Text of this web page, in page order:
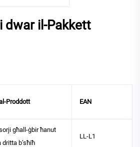
dwar il-Pakkett
Proddott EAN
għall-ġbir ħanut
dritta b’sħiħ
LL-L1